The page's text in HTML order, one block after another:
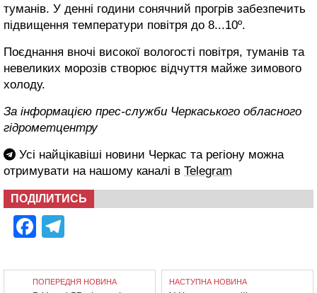
туманів. У денні години сонячний прогрів забезпечить
підвищення температури повітря до 8...10º.
Поєднання вночі високої вологості повітря, туманів та
невеликих морозів створює відчуття майже зимового
холоду.
За інформацією прес-служби Черкаського обласного
гідрометцентру
Усі найцікавіші новини Черкас та регіону можна
отримувати на нашому каналі в Telegram
ПОДІЛИТИСЬ
Facebook
ПОПЕРЕДНЯ НОВИНА НАСТУПНА НОВИНА